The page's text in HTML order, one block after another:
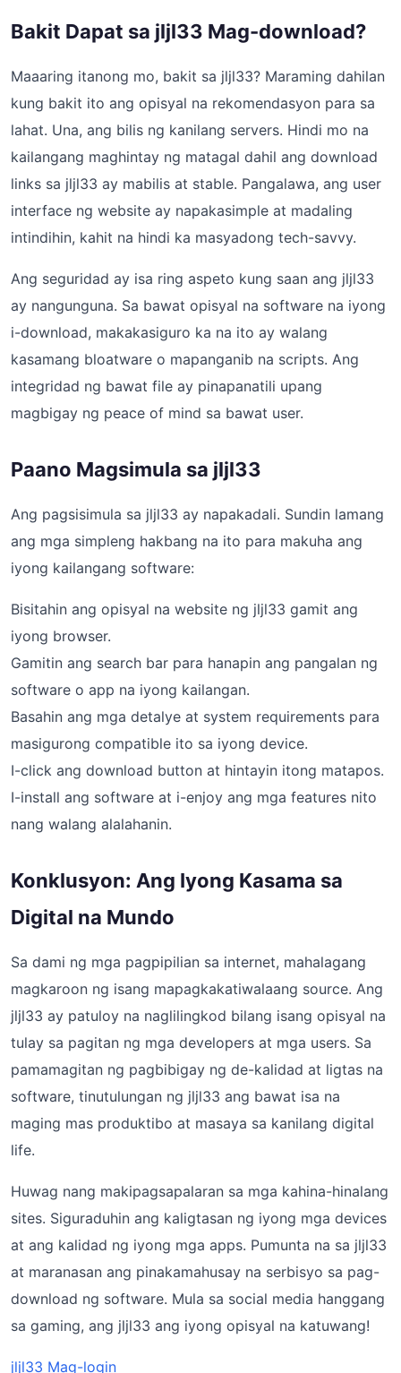
Bakit Dapat sa jljl33 Mag-download?
Maaaring itanong mo, bakit sa jljl33? Maraming dahilan
kung bakit ito ang opisyal na rekomendasyon para sa
lahat. Una, ang bilis ng kanilang servers. Hindi mo na
kailangang maghintay ng matagal dahil ang download
links sa jljl33 ay mabilis at stable. Pangalawa, ang user
interface ng website ay napakasimple at madaling
intindihin, kahit na hindi ka masyadong tech-savvy.
Ang seguridad ay isa ring aspeto kung saan ang jljl33
ay nangunguna. Sa bawat opisyal na software na iyong
i-download, makakasiguro ka na ito ay walang
kasamang bloatware o mapanganib na scripts. Ang
integridad ng bawat file ay pinapanatili upang
magbigay ng peace of mind sa bawat user.
Paano Magsimula sa jljl33
Ang pagsisimula sa jljl33 ay napakadali. Sundin lamang
ang mga simpleng hakbang na ito para makuha ang
iyong kailangang software:
Bisitahin ang opisyal na website ng jljl33 gamit ang
iyong browser.
Gamitin ang search bar para hanapin ang pangalan ng
software o app na iyong kailangan.
Basahin ang mga detalye at system requirements para
masigurong compatible ito sa iyong device.
I-click ang download button at hintayin itong matapos.
I-install ang software at i-enjoy ang mga features nito
nang walang alalahanin.
Konklusyon: Ang Iyong Kasama sa
Digital na Mundo
Sa dami ng mga pagpipilian sa internet, mahalagang
magkaroon ng isang mapagkakatiwalaang source. Ang
jljl33 ay patuloy na naglilingkod bilang isang opisyal na
tulay sa pagitan ng mga developers at mga users. Sa
pamamagitan ng pagbibigay ng de-kalidad at ligtas na
software, tinutulungan ng jljl33 ang bawat isa na
maging mas produktibo at masaya sa kanilang digital
life.
Huwag nang makipagsapalaran sa mga kahina-hinalang
sites. Siguraduhin ang kaligtasan ng iyong mga devices
at ang kalidad ng iyong mga apps. Pumunta na sa jljl33
at maranasan ang pinakamahusay na serbisyo sa pag-
download ng software. Mula sa social media hanggang
sa gaming, ang jljl33 ang iyong opisyal na katuwang!
jljl33 Mag-login